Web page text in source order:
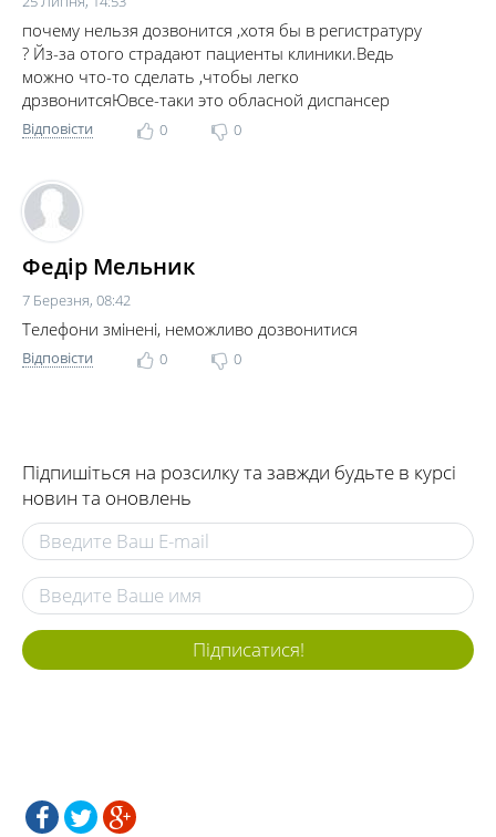
почему нельзя дозвонится ,хотя бы в регистратуру
? Йз-за отого страдают пациенты клиники.Ведь
можно что-то сделать ,чтобы легко
дрзвонитсяЮвсе-таки это обласной диспансер
Відповісти 0 0
Федір Мельник
7 Березня, 08:42
Телефони змінені, неможливо дозвонитися
Відповісти 0 0
Підпишіться на розсилку та завжди будьте в курсі
новин та оновлень
Підписатися!